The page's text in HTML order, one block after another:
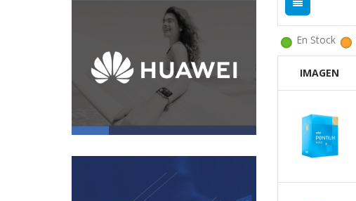
En Stock
IMAGEN